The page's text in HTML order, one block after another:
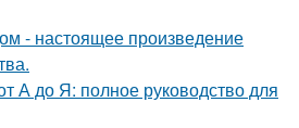
- настоящее произведение
А до Я: полное руководство для